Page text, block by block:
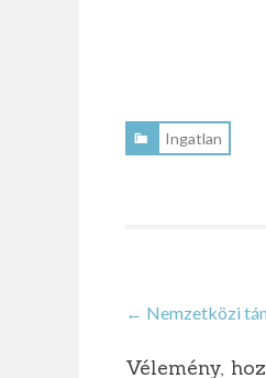
Ingatlan
Post
← Nemzetközi
Vélemény,